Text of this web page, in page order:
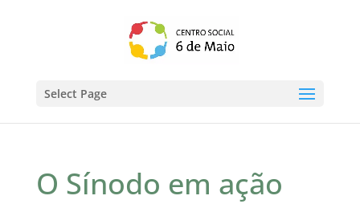
Select Page
O Sínodo em ação